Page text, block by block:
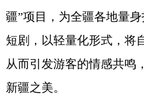
疆”项目，为全疆各地量
短剧，以轻量化形式，将
从而引发游客的情感共鸣
新疆之美。